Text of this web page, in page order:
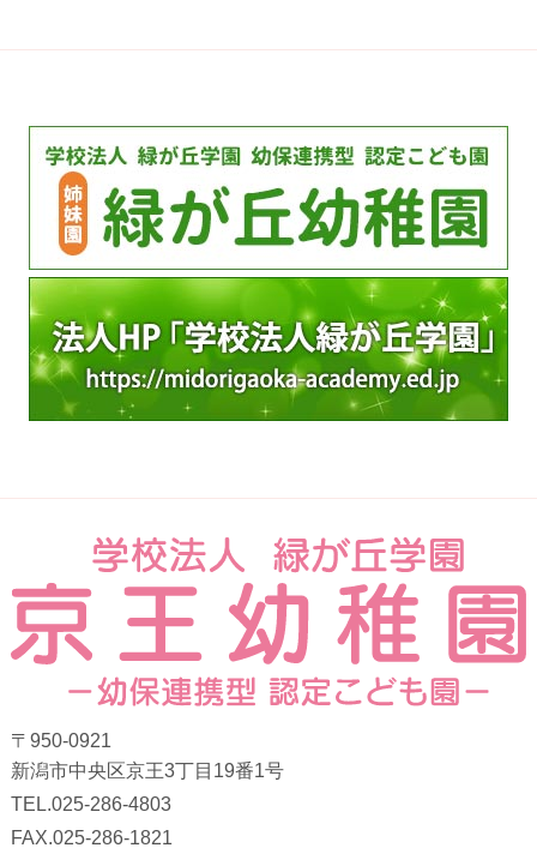
〒950-0921
新潟市中央区京王3丁目19番1号
TEL.025-286-4803
FAX.025-286-1821